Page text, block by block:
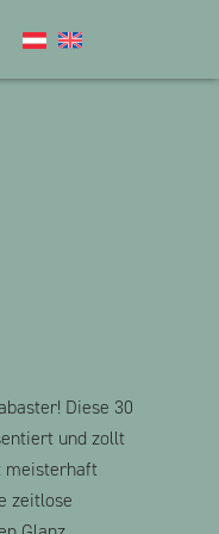
Diese 30
und zollt
meisterhaft
zeitlose